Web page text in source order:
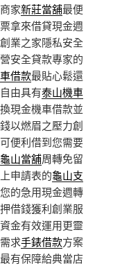
家新莊當舖最便
拿來借貸現金週
業之家隱私安全
安全貸款專家的
借款最貼心鬆還
由具有泰山機車
現金機車借款並
以燃眉之壓力創
便利借到您需要
龜山當舖周轉免留
申請表的龜山支
的急用現金週轉
借錢獲利創業服
資金有效運用更靈
求手錶借款方案
有保障給典當店